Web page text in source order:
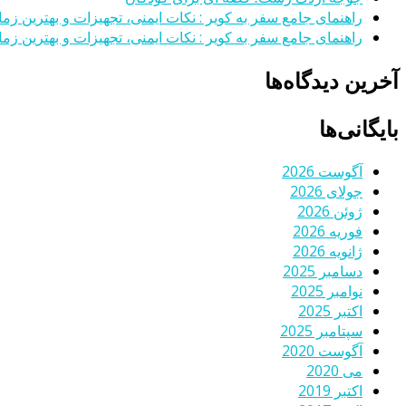
راهنمای جامع سفر به کویر : نکات ایمنی، تجهیزات و بهترین
راهنمای جامع سفر به کویر : نکات ایمنی، تجهیزات و بهترین
آخرین دیدگاه‌ها
بایگانی‌ها
آگوست 2026
جولای 2026
ژوئن 2026
فوریه 2026
ژانویه 2026
دسامبر 2025
نوامبر 2025
اکتبر 2025
سپتامبر 2025
آگوست 2020
می 2020
اکتبر 2019